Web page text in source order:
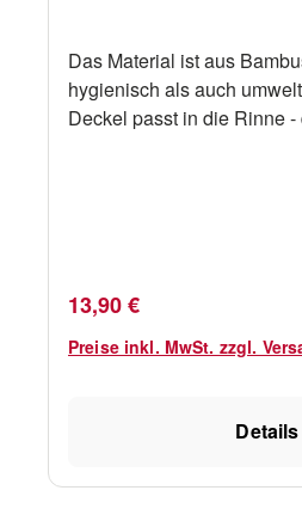
Das Material ist aus
hygienisch als auch
Deckel passt in die Rinne
Regulärer Preis:
13,90 €
Preise inkl. MwSt. zzgl.
Details